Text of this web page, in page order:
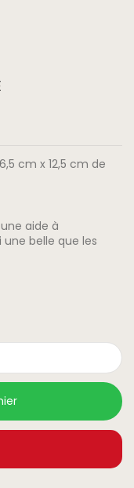
cm x 12,5 cm de
aide à
belle que les